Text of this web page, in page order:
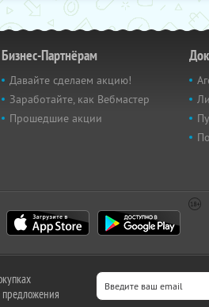
Бизнес-Партнёрам
Давайте сделаем акцию!
Заработайте, как Вебмастер
Прошедшие акции